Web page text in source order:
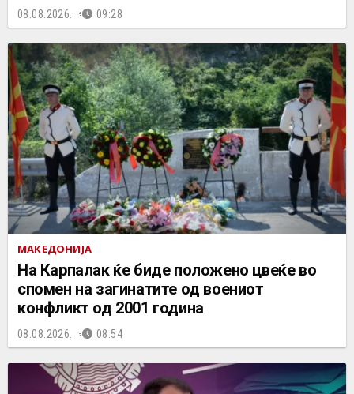
08.08.2026. 09:28
МАКЕДОНИЈА
На Карпалак ќе биде положено цвеќе во
спомен на загинатите од воениот
конфликт од 2001 година
08.08.2026. 08:54